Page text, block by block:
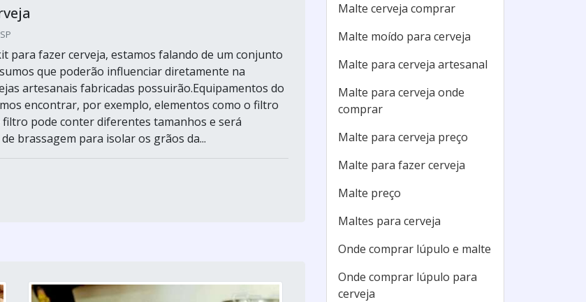
para fazer cerveja, estamos falando de um conjunto
que poderão influenciar diretamente na
artesanais fabricadas possuirão.Equipamentos do
encontrar, por exemplo, elementos como o filtro
filtro pode conter diferentes tamanhos e será
brassagem para isolar os grãos da...
Malte cerveja comprar
Malte moído para cerveja
Malte para cerveja artesanal
Malte para cerveja onde
comprar
Malte para cerveja preço
Malte para fazer cerveja
Malte preço
Maltes para cerveja
Onde comprar lúpulo e malte
Onde comprar lúpulo para
cerveja